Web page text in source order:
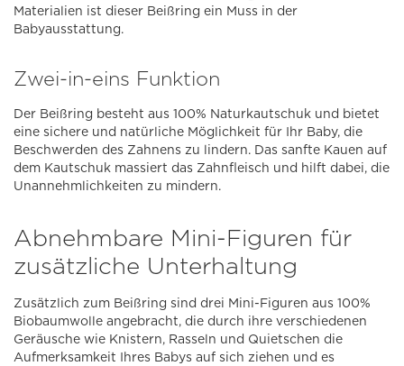
Materialien ist dieser Beißring ein Muss in der
Babyausstattung.
Zwei-in-eins Funktion
Der Beißring besteht aus 100% Naturkautschuk und bietet
eine sichere und natürliche Möglichkeit für Ihr Baby, die
Beschwerden des Zahnens zu lindern. Das sanfte Kauen auf
dem Kautschuk massiert das Zahnfleisch und hilft dabei, die
Unannehmlichkeiten zu mindern.
Abnehmbare Mini-Figuren für
zusätzliche Unterhaltung
Zusätzlich zum Beißring sind drei Mini-Figuren aus 100%
Biobaumwolle angebracht, die durch ihre verschiedenen
Geräusche wie Knistern, Rasseln und Quietschen die
Aufmerksamkeit Ihres Babys auf sich ziehen und es